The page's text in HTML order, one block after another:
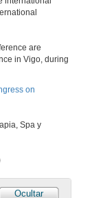
are
in Vigo, during
on
Spa y
Ocultar